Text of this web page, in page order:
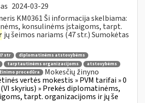
2024-03-29
KM0361 Ši informacija skelbiama:
konsulinėms įstaigoms, tarpt.
jų šeimos nariams (47 str.) Sumokėtas
str
diplomatinėms atstovybėms
tarptautinėms organizacijoms
atstovybėms
procedūra
Mokesčių žinyno
vertės mokestis » PVM tarifai » 0
skyrius) » Prekės diplomatinėms,
tarpt. organizacijoms ir jų še